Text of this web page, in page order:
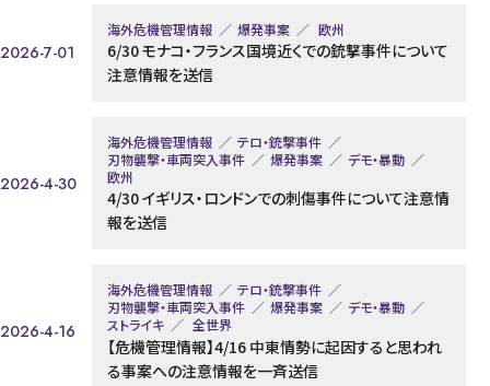
2026-7-01
海外危機管理情報 爆発事案 欧州
6/30 モナコ・フランス国境近くでの銃撃事件について
注意情報を送信
2026-4-30
海外危機管理情報
テロ・銃撃事件
刃物襲撃・車両突入事件
爆発事案
デモ・暴動
欧州
4/30 イギリス・ロンドンでの刺傷事件について注意情
報を送信
2026-4-16
海外危機管理情報
テロ・銃撃事件
刃物襲撃・車両突入事件
爆発事案
デモ・暴動
ストライキ
全世界
【危機管理情報】4/16 中東情勢に起因すると思われ
る事案への注意情報を一斉送信